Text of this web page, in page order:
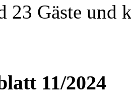
23 Gäste und
11/2024